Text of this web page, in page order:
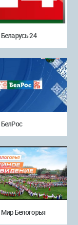
Беларусь 24
БелРос
Мир Белогорья